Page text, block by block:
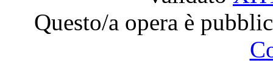
Questo/a opera è